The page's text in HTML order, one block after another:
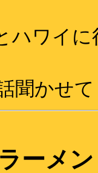
ハワイ
聞かせ
ーメン